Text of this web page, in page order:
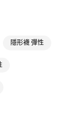
隱形襪 彈性